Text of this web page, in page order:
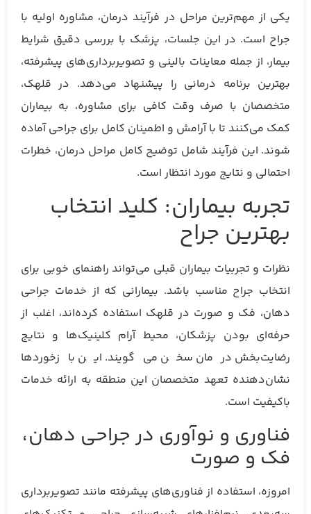
یکی از مهم‌ترین مراحل در فرآیند درمان، مشاوره اولیه با
جراح است. در این جلسات، پزشک با بررسی دقیق شرایط
بیمار، از جمله معاینات بالینی و تصویربرداری‌های پیشرفته،
بهترین برنامه درمانی را پیشنهاد می‌دهد. در قلهک،
متخصصان با صرف وقت کافی برای مشاوره، به بیماران
کمک می‌کنند تا با آرامش و اطمینان کامل برای جراحی آماده
شوند. این فرآیند شامل توضیح کامل مراحل درمان، خطرات
احتمالی و نتایج مورد انتظار است.
تجربه بیماران: کلید انتخاب
بهترین جراح
نظرات و تجربیات بیماران قبلی می‌تواند راهنمای خوبی برای
انتخاب جراح مناسب باشد. بیمارانی که از خدمات جراحی
دهان، فک و صورت در قلهک استفاده کرده‌اند، اغلب از
حرفه‌ای بودن پزشکان، محیط آرام کلینیک‌ها و نتایج
رضایت‌بخش درمان سخن می‌گویند. این بازخوردها
نشان‌دهنده تعهد متخصصان این منطقه به ارائه خدمات
باکیفیت است.
فناوری و نوآوری در جراحی دهان،
فک و صورت
امروزه، استفاده از فناوری‌های پیشرفته مانند تصویربرداری